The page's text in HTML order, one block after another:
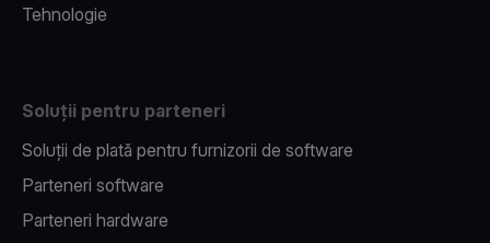
Tehnologie
Soluții pentru parteneri
Soluții de plată pentru furnizorii de software
Parteneri software
Parteneri hardware